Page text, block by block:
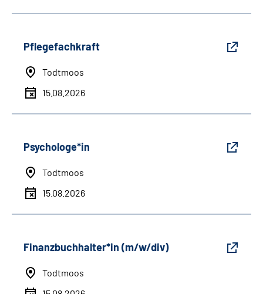
Pflegefachkraft
Todtmoos
15.08.2026
Psychologe*in
Todtmoos
15.08.2026
Finanzbuchhalter*in (m/w/div)
Todtmoos